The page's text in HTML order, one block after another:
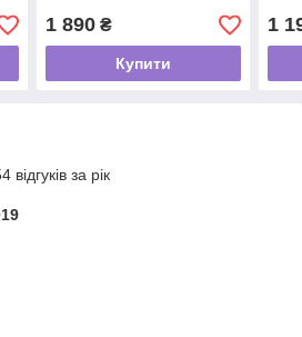
1 890₴
Купити
1
за рік